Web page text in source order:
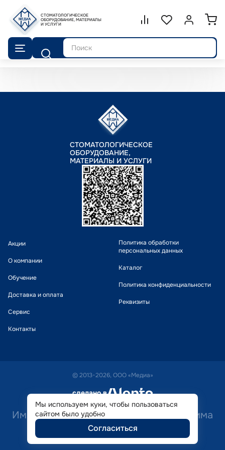
СТОМАТОЛОГИЧЕСКОЕ
ОБОРУДОВАНИЕ, МАТЕРИАЛЫ
И УСЛУГИ
Сравнение.
СписокВойти или
Поиск
СТОМАТОЛОГИЧЕСКОЕ
ОБОРУДОВАНИЕ,
МАТЕРИАЛЫ И УСЛУГИ
Акции
О компании
Обучение
Доставка и оплата
Сервис
Контакты
Политика обработки
персональных данных
Каталог
Политика конфиденциальности
Реквизиты
© 2013-2026, ООО «Медиа»
сделано в alente
Имеются противопоказания. Необходима
консультация специалиста.
Мы используем куки, чтобы пользоваться
сайтом было удобно
Согласиться